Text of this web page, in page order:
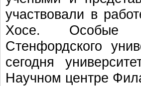
участвовали в
Хосе. Особые
Стенфордского
сегодня
Научном центре